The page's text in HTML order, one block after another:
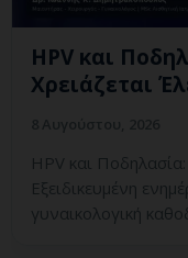
HPV και
Χρειάζεται
HPV και
Εξειδικευμένη
γυναικολογική